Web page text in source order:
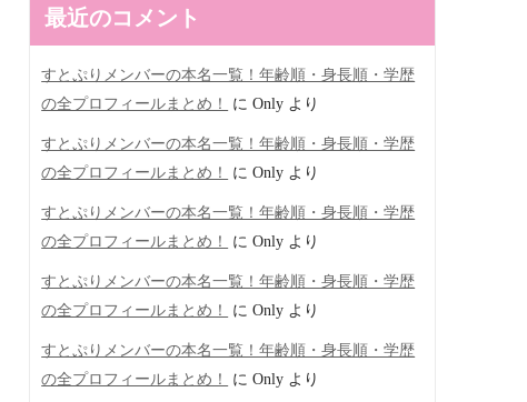
最近のコメント
すとぷりメンバーの本名一覧！年齢順・身長順・学歴
の全プロフィールまとめ！
にOnly より
すとぷりメンバーの本名一覧！年齢順・身長順・学歴
の全プロフィールまとめ！
にOnly より
すとぷりメンバーの本名一覧！年齢順・身長順・学歴
の全プロフィールまとめ！
にOnly より
すとぷりメンバーの本名一覧！年齢順・身長順・学歴
の全プロフィールまとめ！
にOnly より
すとぷりメンバーの本名一覧！年齢順・身長順・学歴
の全プロフィールまとめ！
にOnly より